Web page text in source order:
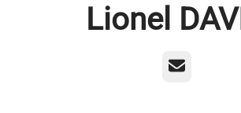
Lionel
E-mail